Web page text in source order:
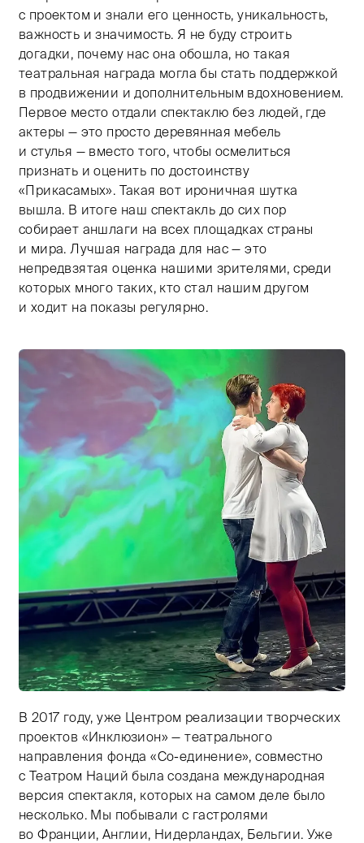
с проектом и знали его ценность, уникальность,
важность и значимость. Я не буду строить
догадки, почему нас она обошла, но такая
театральная награда могла бы стать поддержкой
в продвижении и дополнительным вдохновением.
Первое место отдали спектаклю без людей, где
актеры — это просто деревянная мебель
и стулья — вместо того, чтобы осмелиться
признать и оценить по достоинству
«Прикасамых». Такая вот ироничная шутка
вышла. В итоге наш спектакль до сих пор
собирает аншлаги на всех площадках страны
и мира. Лучшая награда для нас — это
непредвзятая оценка нашими зрителями, среди
которых много таких, кто стал нашим другом
и ходит на показы регулярно.
Тифлокомментарий: цветная фотография. Ирина в
В 2017 году, уже Центром реализации творческих
проектов «Инклюзион» — театрального
направления фонда «Со-единение», совместно
с Театром Наций была создана международная
версия спектакля, которых на самом деле было
несколько. Мы побывали с гастролями
во Франции, Англии, Нидерландах, Бельгии. Уже